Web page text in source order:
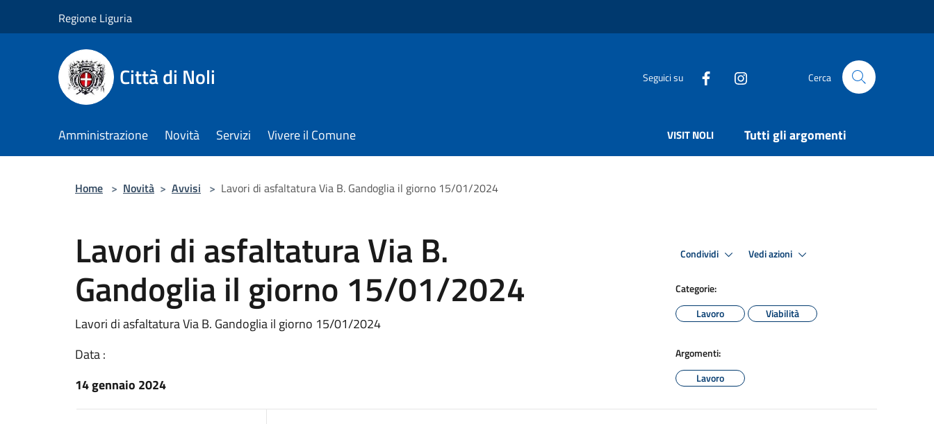
Regione Liguria
Città di Noli Seguici su Cerca
Amministrazione Novità Servizi Vivere il Comune VISIT NOLI Tutti gli argomenti
Home > Novità > Avvisi > Lavori di asfaltatura Via B. Gandoglia il giorno 15/01/2024
Lavori di asfaltatura Via B.
Gandoglia il giorno 15/01/2024
Lavori di asfaltatura Via B. Gandoglia il giorno 15/01/2024
Data :
14 gennaio 2024
Condividi Vedi azioni
Categorie:
Lavoro
Viabilità
Argomenti:
Lavoro